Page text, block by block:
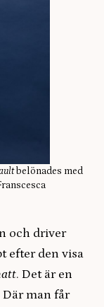
belönades med
och driver
efter den visa
. Det är en
man får